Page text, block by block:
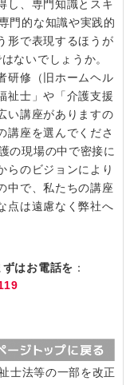
し、専門知識とスキ
門的な知識や実践的
形で表現するほうが
ないでしょうか。
研修（旧ホームヘル
祉士」や「介護支援
い講座がありますの
講座を選んでくださ
の現場の中で密接に
らのビジョンにより
中で、私たちの講座
点は遠慮なく弊社へ
はお電話を ：
士法等の一部を改正